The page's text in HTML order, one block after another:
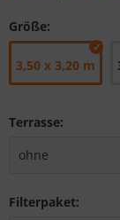
Größe:
3,50 x 3,20 m
Terrasse:
Filterpaket: